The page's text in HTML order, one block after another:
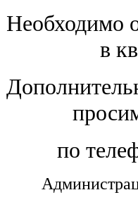
Необходимо
в
по